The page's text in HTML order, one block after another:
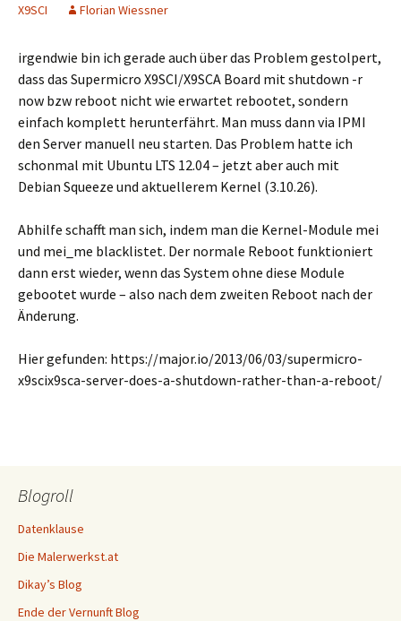
X9SCI
Florian Wiessner
irgendwie bin ich gerade auch über das Problem gestolpert,
dass das Supermicro X9SCI/X9SCA Board mit shutdown -r
now bzw reboot nicht wie erwartet rebootet, sondern
einfach komplett herunterfährt. Man muss dann via IPMI
den Server manuell neu starten. Das Problem hatte ich
schonmal mit Ubuntu LTS 12.04 – jetzt aber auch mit
Debian Squeeze und aktuellerem Kernel (3.10.26).
Abhilfe schafft man sich, indem man die Kernel-Module mei
und mei_me blacklistet. Der normale Reboot funktioniert
dann erst wieder, wenn das System ohne diese Module
gebootet wurde – also nach dem zweiten Reboot nach der
Änderung.
Hier gefunden: https://major.io/2013/06/03/supermicro-
x9scix9sca-server-does-a-shutdown-rather-than-a-reboot/
Blogroll
Datenklause
Die Malerwerkst.at
Dikay’s Blog
Ende der Vernunft Blog